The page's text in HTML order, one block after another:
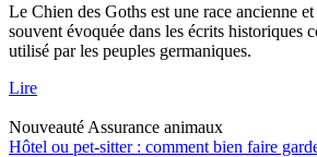
Le Chien des Goths est une race ancienne
souvent évoquée dans les écrits historiques
utilisé par les peuples germaniques.
Lire
Nouveauté Assurance animaux
Hôtel ou pet-sitter : comment bien faire